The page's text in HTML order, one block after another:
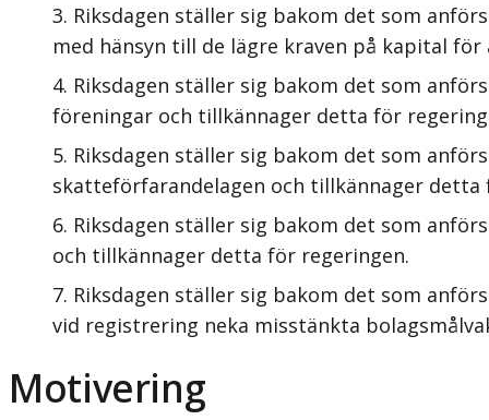
Riksdagen ställer sig bakom det som
med hänsyn till de lägre kraven på kapital
Riksdagen ställer sig bakom det som
föreningar och tillkännager detta för
Riksdagen ställer sig bakom det som
skatteförfarandelagen och tillkännager detta
Riksdagen ställer sig bakom det som
och tillkännager detta för regeringen.
Riksdagen ställer sig bakom det som
vid registrering neka misstänkta
Motivering